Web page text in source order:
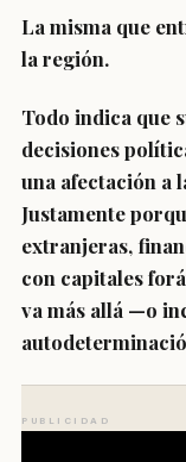
La misma que
la región.
Todo indica que
decisiones
una afectación a
Justamente
extranjeras,
con capitales
va más allá —o
PUBLICIDAD